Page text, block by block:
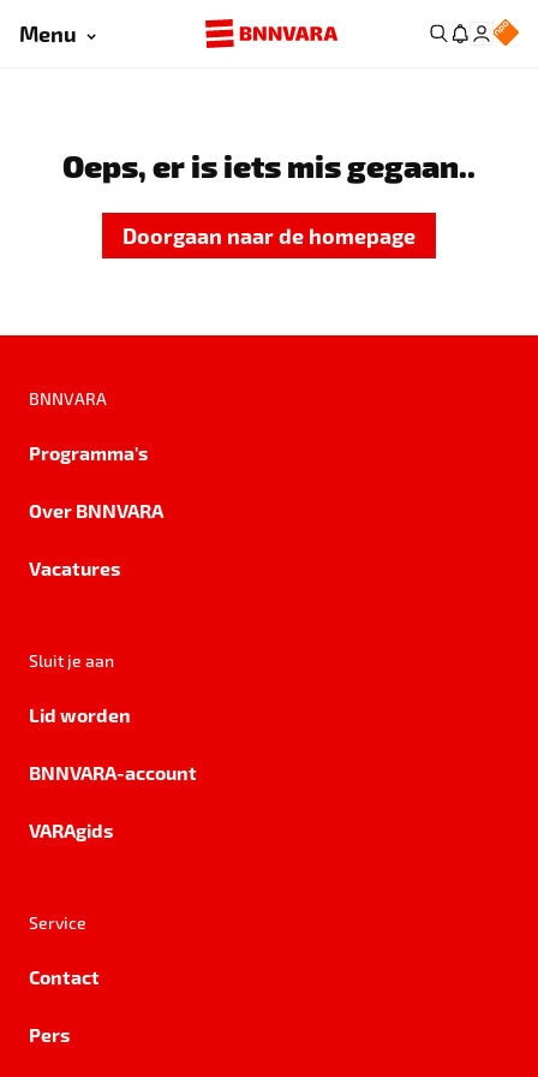
Menu
Oeps, er is iets mis gegaan..
Doorgaan naar de homepage
BNNVARA
Programma's
Over BNNVARA
Vacatures
Sluit je aan
Lid worden
BNNVARA-account
VARAgids
Service
Contact
Pers